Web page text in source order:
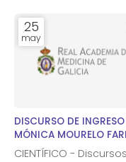
VEIGA
25
may
DISCURSO DE
MÓNICA MOURELO
CIENTÍFICO - Discursos